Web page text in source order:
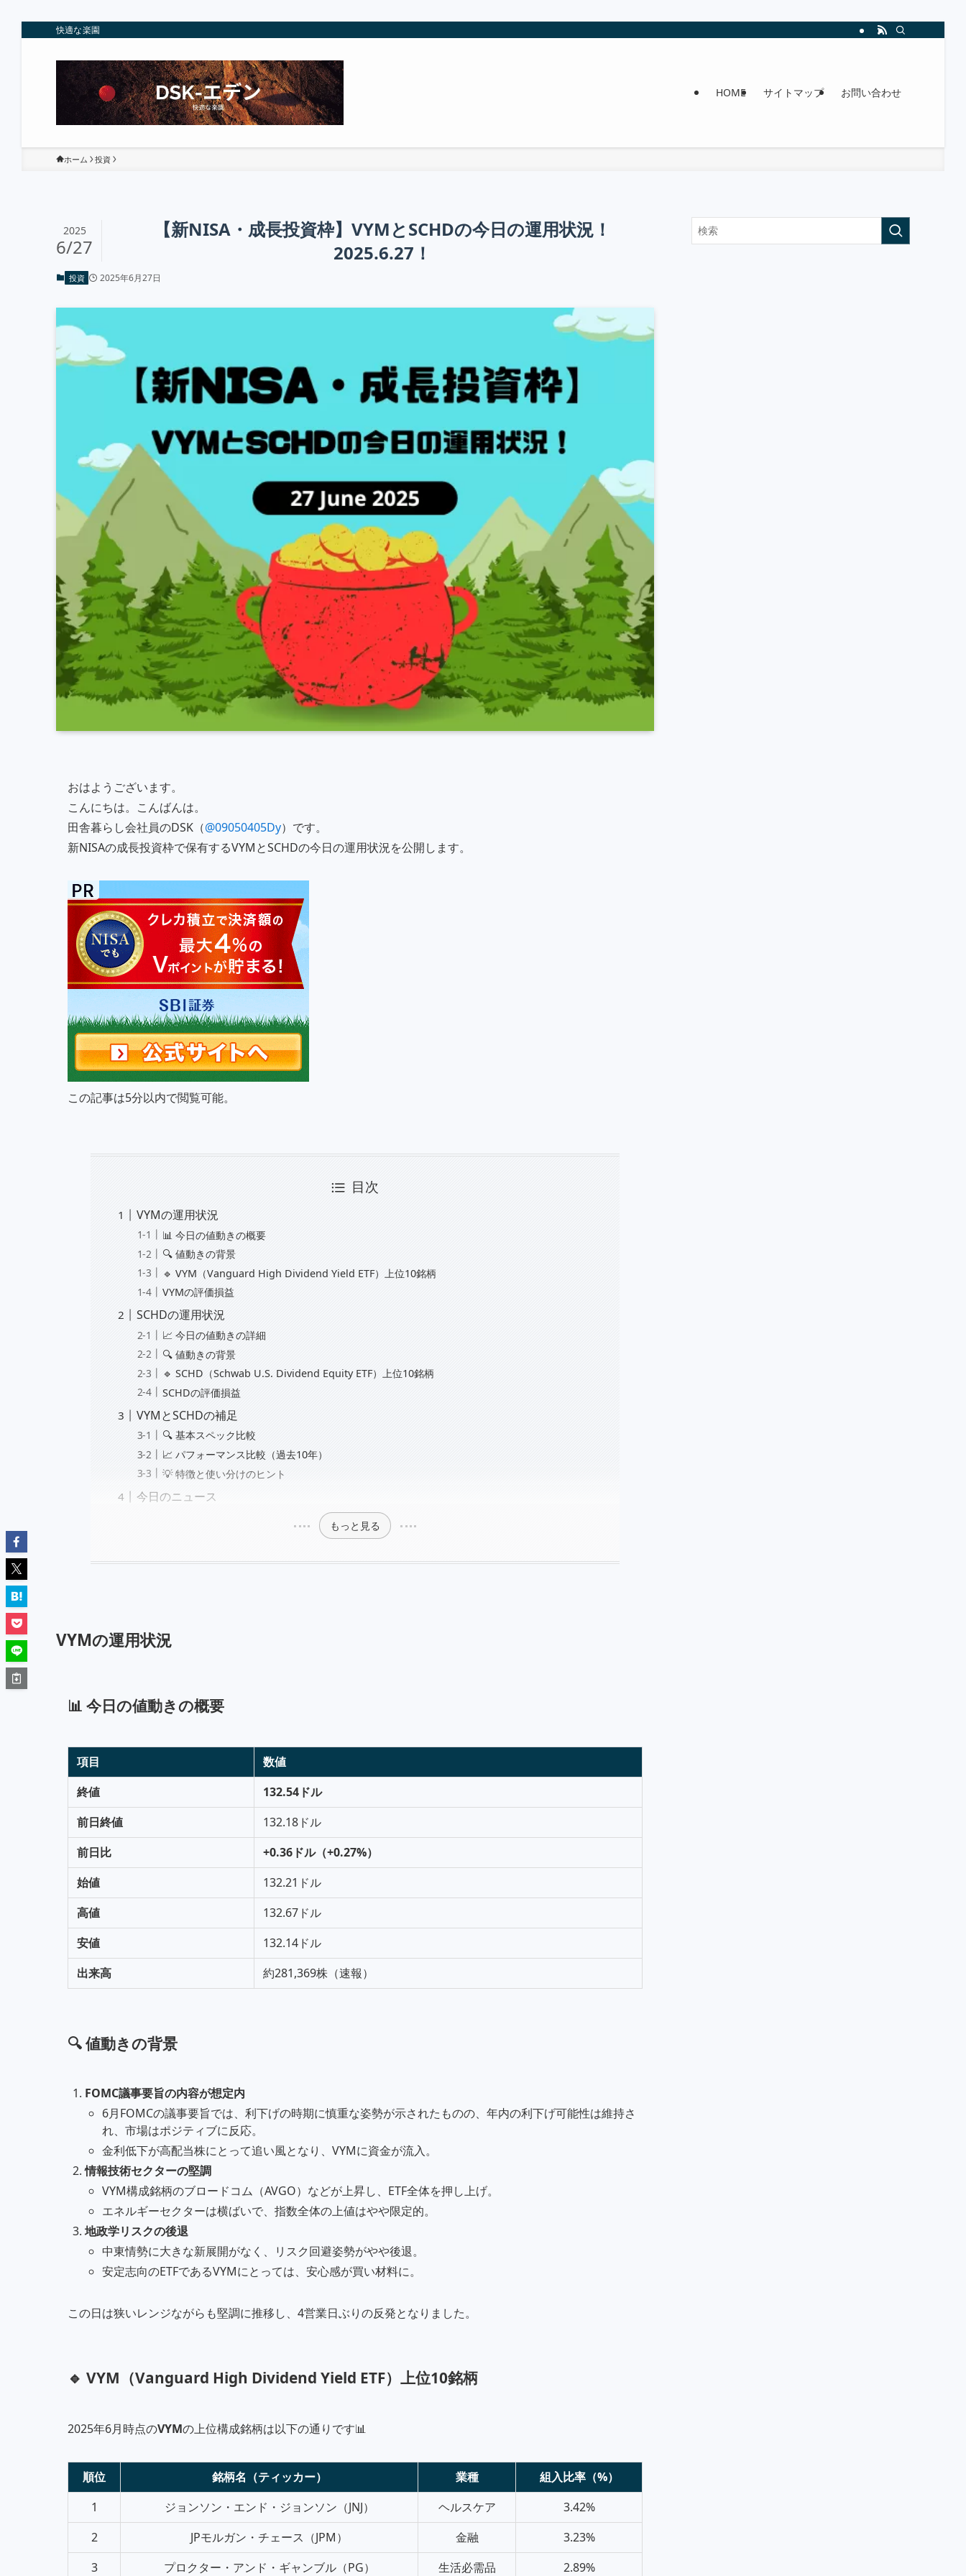
快適な楽園
HOME サイトマップ お問い合わせ
ホーム 投資
【新NISA・成長投資枠】VYMとSCHDの今日の運用状況！
2025.6.27！
2025
6/27
投資 2025年6月27日
おはようございます。
こんにちは。こんばんは。
田舎暮らし会社員のDSK（@09050405Dy）です。
新NISAの成長投資枠で保有するVYMとSCHDの今日の運用状況を公開します。
この記事は5分以内で閲覧可能。
目次
VYMの運用状況
📊 今日の値動きの概要
🔍 値動きの背景
🔹 VYM（Vanguard High Dividend Yield ETF）上位10銘柄
VYMの評価損益
SCHDの運用状況
📈 今日の値動きの詳細
🔍 値動きの背景
🔹 SCHD（Schwab U.S. Dividend Equity ETF）上位10銘柄
SCHDの評価損益
VYMとSCHDの補足
🔍 基本スペック比較
📈 パフォーマンス比較（過去10年）
💡 特徴と使い分けのヒント
今日のニュース
もっと見る
VYMの運用状況
📊 今日の値動きの概要
項目
数値
終値
132.54ドル
前日終値
132.18ドル
前日比
+0.36ドル（+0.27%）
始値
132.21ドル
高値
132.67ドル
安値
132.14ドル
出来高
約281,369株（速報）
🔍 値動きの背景
FOMC議事要旨の内容が想定内
6月FOMCの議事要旨では、利下げの時期に慎重な姿勢が示されたものの、年内の利下げ可能性は維持さ
れ、市場はポジティブに反応。
金利低下が高配当株にとって追い風となり、VYMに資金が流入。
情報技術セクターの堅調
VYM構成銘柄のブロードコム（AVGO）などが上昇し、ETF全体を押し上げ。
エネルギーセクターは横ばいで、指数全体の上値はやや限定的。
地政学リスクの後退
中東情勢に大きな新展開がなく、リスク回避姿勢がやや後退。
安定志向のETFであるVYMにとっては、安心感が買い材料に。
この日は狭いレンジながらも堅調に推移し、4営業日ぶりの反発となりました。
🔹 VYM（Vanguard High Dividend Yield ETF）上位10銘柄
2025年6月時点のVYMの上位構成銘柄は以下の通りです📊
順位 銘柄名（ティッカー） 業種
組入比率（%）
1
ジョンソン・エンド・ジョンソン（JNJ） ヘルスケア
3.42%
2
JPモルガン・チェース（JPM） 金融
3.23%
3
プロクター・アンド・ギャンブル（PG） 生活必需品 2.89%